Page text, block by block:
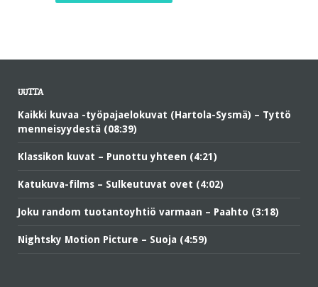
UUTTA
Kaikki kuvaa -työpajaelokuvat (Hartola-Sysmä) – Tyttö
menneisyydestä (08:39)
Klassikon kuvat – Punottu yhteen (4:21)
Katukuva-films – Sulkeutuvat ovet (4:02)
Joku random tuotantoyhtiö varmaan – Paahto (3:18)
Nightsky Motion Picture – Suoja (4:59)